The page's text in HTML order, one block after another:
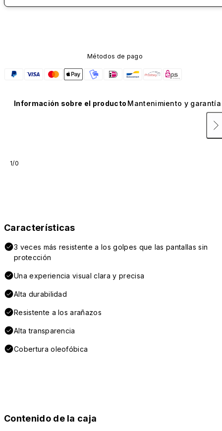
Métodos de pago
Información sobre el producto Mantenimiento y garantía
1/0
Características
3 veces más resistente a los golpes que las pantallas sin
protección
Una experiencia visual clara y precisa
Alta durabilidad
Resistente a los arañazos
Alta transparencia
Cobertura oleofóbica
Contenido de la caja